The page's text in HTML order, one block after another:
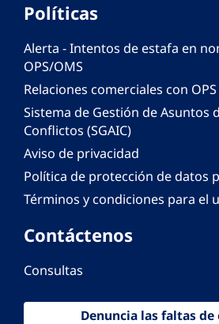
Políticas
Alerta - Intentos de estafa en
OPS/OMS
Relaciones comerciales con OPS
Sistema de Gestión de Asuntos
Conflictos (SGAIC)
Aviso de privacidad
Política de protección de datos
Términos y condiciones para el
Contáctenos
Consultas
Denuncia las faltas